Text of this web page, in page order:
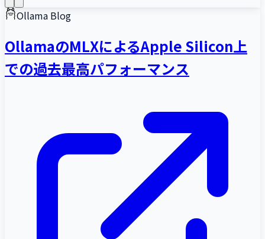
Ollama Blog
OllamaのMLXによるApple Silicon上
での過去最高パフォーマンス